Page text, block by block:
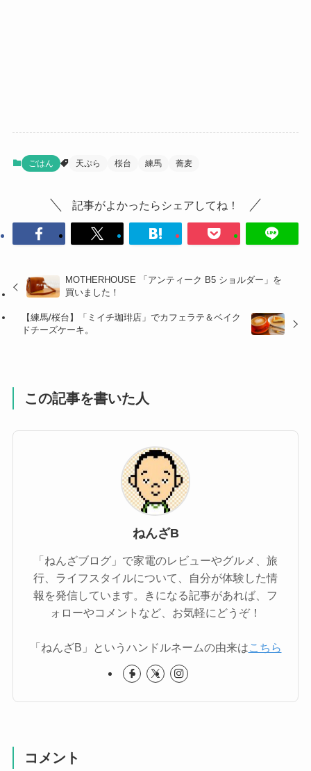
ごはん 天ぷら 桜台 練馬 蕎麦
記事がよかったらシェアしてね！
MOTHERHOUSE 「アンティーク B5 ショルダー」を
買いました！
【練馬/桜台】「ミイチ珈琲店」でカフェラテ＆ベイク
ドチーズケーキ。
この記事を書いた人
ねんざB
「ねんざブログ」で家電のレビューやグルメ、旅
行、ライフスタイルについて、自分が体験した情
報を発信しています。きになる記事があれば、フ
ォローやコメントなど、お気軽にどうぞ！
「ねんざB」というハンドルネームの由来はこちら
コメント